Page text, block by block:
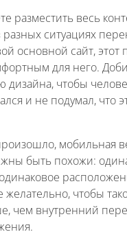
разместить весь
ситуациях
основной сайт, этот
для него.
дизайна, чтобы
и не подумал, что
мобильная
быть похожи:
желательно, чтобы
чем внутренний